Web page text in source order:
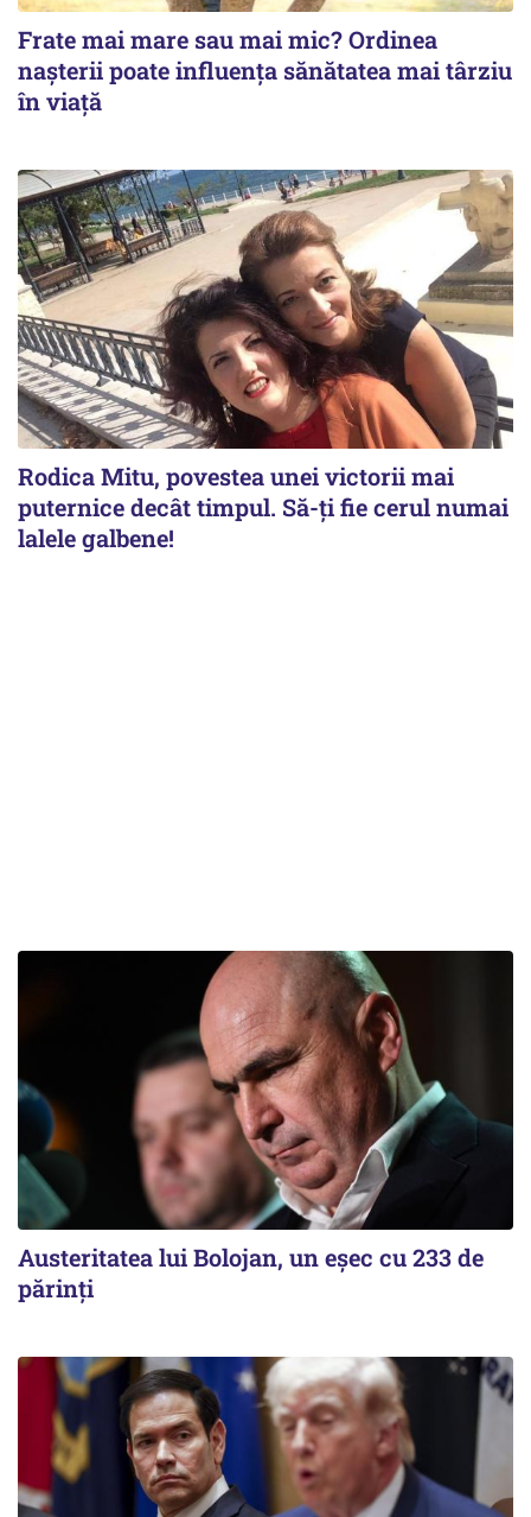
Frate mai mare sau mai mic? Ordinea
nașterii poate influența sănătatea mai târziu
în viață
Rodica Mitu, povestea unei victorii mai
puternice decât timpul. Să-ți fie cerul numai
lalele galbene!
Austeritatea lui Bolojan, un eșec cu 233 de
părinți